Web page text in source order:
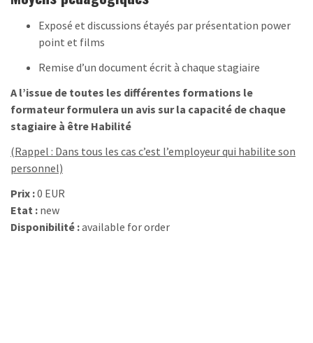
Exposé et discussions étayés par présentation power
point et films
Remise d’un document écrit à chaque stagiaire
A l’issue de toutes les différentes formations le
formateur formulera un avis sur la capacité de chaque
stagiaire à être Habilité
(Rappel : Dans tous les cas c’est l’employeur qui habilite son
personnel)
Prix :0 EUR
Etat : new
Disponibilité :available for order